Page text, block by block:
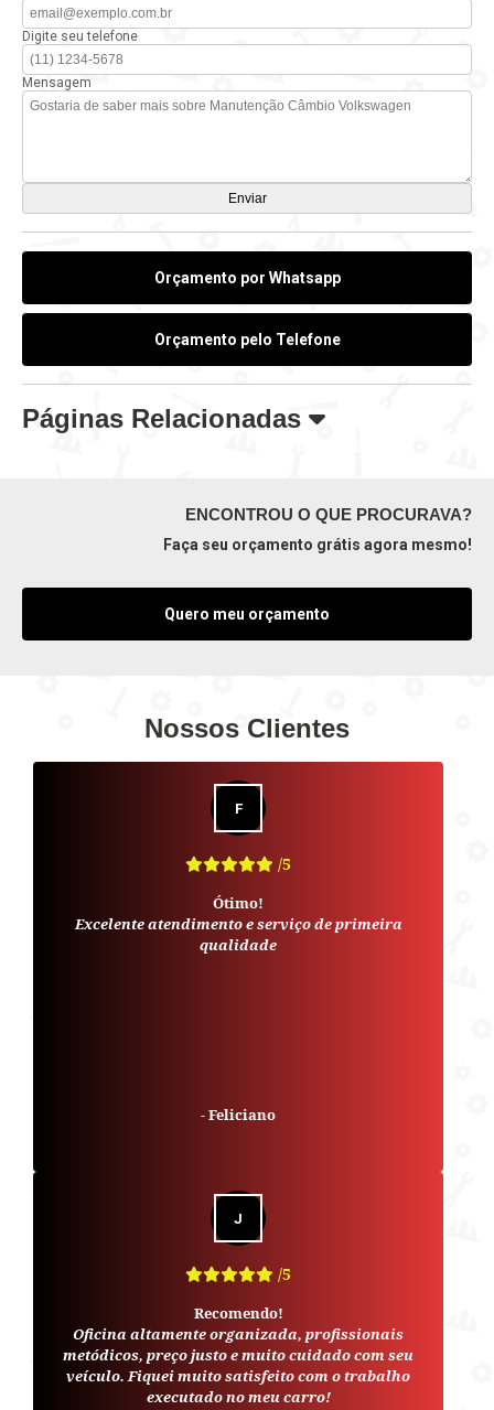
Digite seu telefone
Mensagem
Orçamento por Whatsapp
Orçamento pelo Telefone
Páginas Relacionadas
ENCONTROU O QUE PROCURAVA?
Faça seu orçamento grátis agora mesmo!
Quero meu orçamento
Nossos Clientes
/5
Ótimo!
Excelente atendimento e serviço de primeira
qualidade
-Feliciano
/5
Recomendo!
Oficina altamente organizada, profissionais
metódicos, preço justo e muito cuidado com seu
veículo. Fiquei muito satisfeito com o trabalho
executado no meu carro!